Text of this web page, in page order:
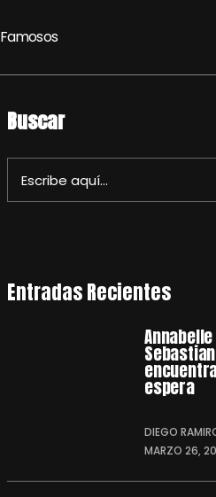
Famosos
Buscar
Entradas Recientes
espera
DIEGO
MARZO 26,